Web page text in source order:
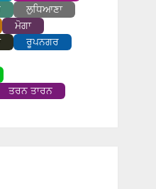
ਲੁਧਿਆਣਾ
ਮੋਗਾ
ਰੂਪਨਗਰ
ਤਰਨ ਤਾਰਨ